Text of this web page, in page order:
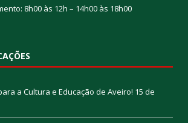
8h00 às 12h – 14h00 às 18h00
a Cultura e Educação de Aveiro! 15 de